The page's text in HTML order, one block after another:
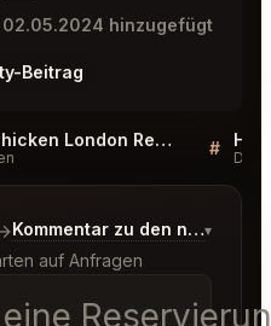
02.05.2024 hinzugefügt
Beitrag
Humble Chicken London Reviews #
Kommentar zu den neuesten
▾
auf Anfragen
was du möchtest.